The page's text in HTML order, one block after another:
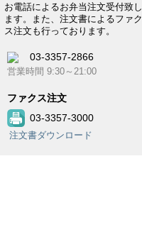
お電話によるお弁当注文受付致し
ます。また、注文書によるファク
ス注文も行っております。
03-3357-2866
営業時間 9:30～21:00
ファクス注文
03-3357-3000
注文書ダウンロード